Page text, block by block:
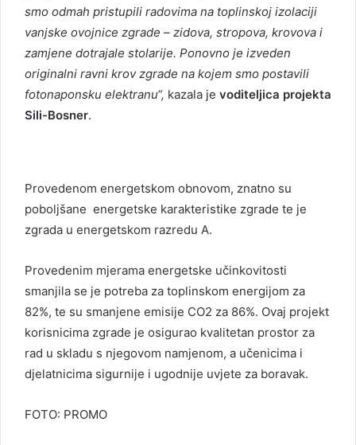
smo odmah pristupili radovima na toplinskoj izolaciji
vanjske ovojnice zgrade – zidova, stropova, krovova i
zamjene dotrajale stolarije. Ponovno je izveden
originalni ravni krov zgrade na kojem smo postavili
fotonaponsku elektranu“, kazala je voditeljica projekta
Sili-Bosner.
Provedenom energetskom obnovom, znatno su
poboljšane energetske karakteristike zgrade te je
zgrada u energetskom razredu A.
Provedenim mjerama energetske učinkovitosti
smanjila se je potreba za toplinskom energijom za
82%, te su smanjene emisije CO2 za 86%. Ovaj projekt
korisnicima zgrade je osigurao kvalitetan prostor za
rad u skladu s njegovom namjenom, a učenicima i
djelatnicima sigurnije i ugodnije uvjete za boravak.
FOTO: PROMO